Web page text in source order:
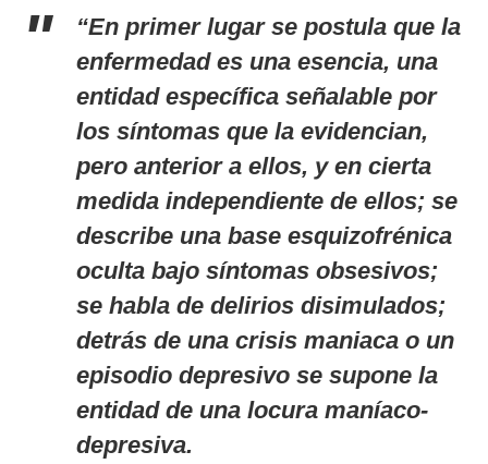
“En primer lugar se postula que la
enfermedad es una esencia, una
entidad específica señalable por
los síntomas que la evidencian,
pero anterior a ellos, y en cierta
medida independiente de ellos; se
describe una base esquizofrénica
oculta bajo síntomas obsesivos;
se habla de delirios disimulados;
detrás de una crisis maniaca o un
episodio depresivo se supone la
entidad de una locura maníaco-
depresiva.